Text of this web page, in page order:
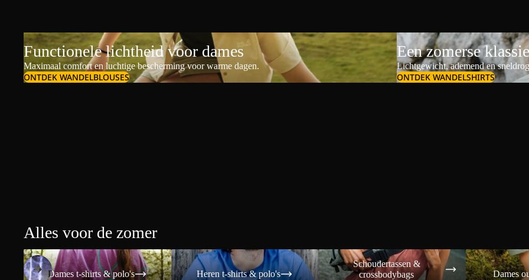
Functionele lichtheid voor dames
Maximaal comfort en luchtige bescherming voor warme dagen.
ONTDEK WANDELBLOUSES
Een zomerse
Lichtgewicht, ademend en
ONTDEK WANDELSHIRTS
Alles voor de zomer
Dames t-shirts & polo's
Dames t-shirts & polo's
Heren t-shirts & polo's
Heren t-shirts & polo's
Schoudertassen & crossbodybags
Schoudertassen &
crossbodybags
Dames outdoor
Dames